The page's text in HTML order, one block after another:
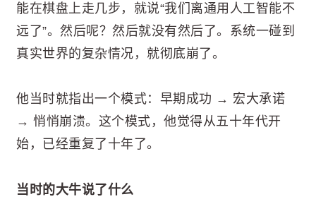
能在棋盘上走几步，就说“我们离通用人工智能不
远了”。然后呢？然后就没有然后了。系统一碰到
真实世界的复杂情况，就彻底崩了。
他当时就指出一个模式：早期成功 → 宏大承诺
→ 悄悄崩溃。这个模式，他觉得从五十年代开
始，已经重复了十年了。
当时的大牛说了什么